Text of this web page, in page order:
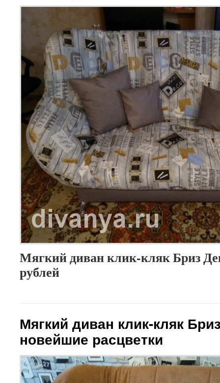
Мягкий диван клик-кляк Бриз
рублей
Мягкий диван клик-кляк
новейшие расцветки